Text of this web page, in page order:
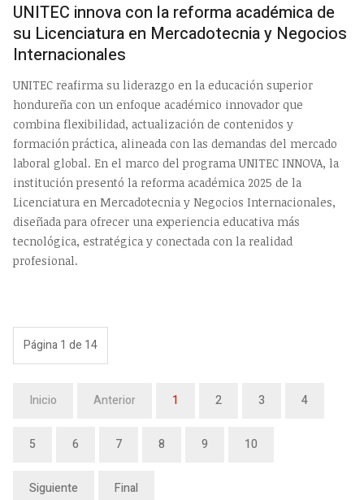
UNITEC innova con la reforma académica de
su Licenciatura en Mercadotecnia y Negocios
Internacionales
UNITEC reafirma su liderazgo en la educación superior
hondureña con un enfoque académico innovador que
combina flexibilidad, actualización de contenidos y
formación práctica, alineada con las demandas del mercado
laboral global. En el marco del programa UNITEC INNOVA, la
institución presentó la reforma académica 2025 de la
Licenciatura en Mercadotecnia y Negocios Internacionales,
diseñada para ofrecer una experiencia educativa más
tecnológica, estratégica y conectada con la realidad
profesional.
Página 1 de 14
Inicio Anterior 1 2 3 4
5 6 7 8 9 10
Siguiente Final